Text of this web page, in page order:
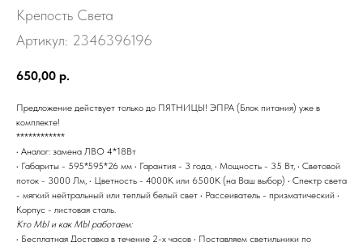
Крепость Света
Артикул: 2346396196
650,00 р.
Предложение действует только до ПЯТНИЦЫ! ЭПРА (Блок питания) уже в
комплекте!
************
• Аналог: замена ЛВО 4*18Вт
• Габариты - 595*595*26 мм • Гарантия - 3 года, • Мощность - 35 Вт, • Световой
поток - 3000 Лм, • Цветность - 4000K или 6500К (на Ваш выбор) • Спектр света
- мягкий нейтральный или теплый белый свет • Рассеиватель - призматический •
Корпус - листовая сталь.
Кто МЫ и как МЫ работаем:
• Бесплатная Доставка в течение 2-х часов • Поставляем светильники по